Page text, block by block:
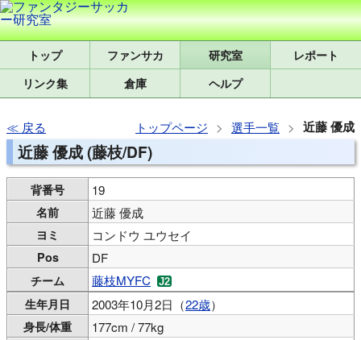
トップ 研究室
レポート
リンク集
倉庫 ヘルプ
戻る トップページ 選手一覧 近藤 優成
近藤 優成 (藤枝/DF)
背番号 19
名前 近藤 優成
ヨミ コンドウ ユウセイ
Pos DF
チーム 藤枝MYFC
生年月日 2003年10月2日（22歳）
身長/体重 177cm / 77kg